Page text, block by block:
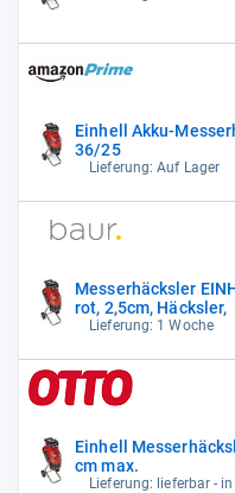
Einhell Akku-
36/25
Lieferung: Auf Lager
Messerhäcksler
rot, 2,5cm, Häcksler,
Lieferung: 1 Woche
Einhell
cm max.
Lieferung: lieferbar -